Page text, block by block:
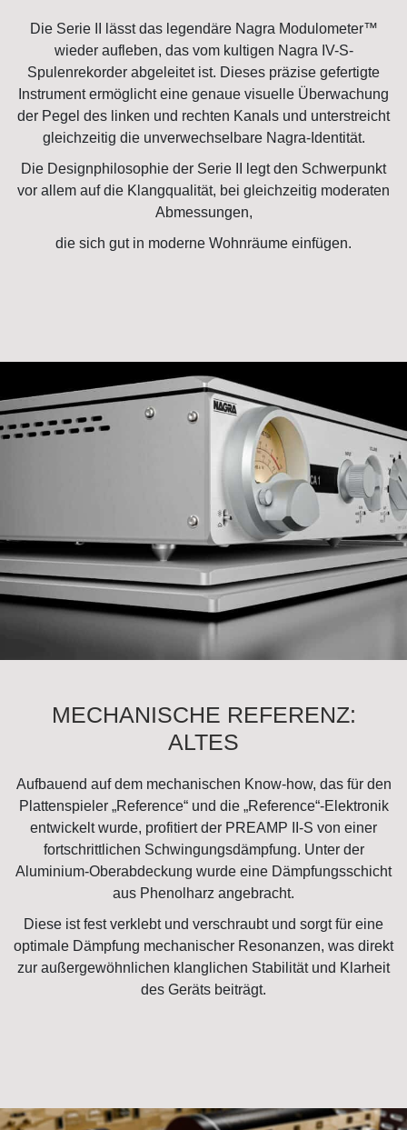
Die Serie II lässt das legendäre Nagra Modulometer™
wieder aufleben, das vom kultigen Nagra IV-S-
Spulenrekorder abgeleitet ist. Dieses präzise gefertigte
Instrument ermöglicht eine genaue visuelle Überwachung
der Pegel des linken und rechten Kanals und unterstreicht
gleichzeitig die unverwechselbare Nagra-Identität.
Die Designphilosophie der Serie II legt den Schwerpunkt
vor allem auf die Klangqualität, bei gleichzeitig moderaten
Abmessungen,
die sich gut in moderne Wohnräume einfügen.
MECHANISCHE REFERENZ:
ALTES
Aufbauend auf dem mechanischen Know-how, das für den
Plattenspieler „Reference“ und die „Reference“-Elektronik
entwickelt wurde, profitiert der PREAMP II-S von einer
fortschrittlichen Schwingungsdämpfung. Unter der
Aluminium-Oberabdeckung wurde eine Dämpfungsschicht
aus Phenolharz angebracht.
Diese ist fest verklebt und verschraubt und sorgt für eine
optimale Dämpfung mechanischer Resonanzen, was direkt
zur außergewöhnlichen klanglichen Stabilität und Klarheit
des Geräts beiträgt.